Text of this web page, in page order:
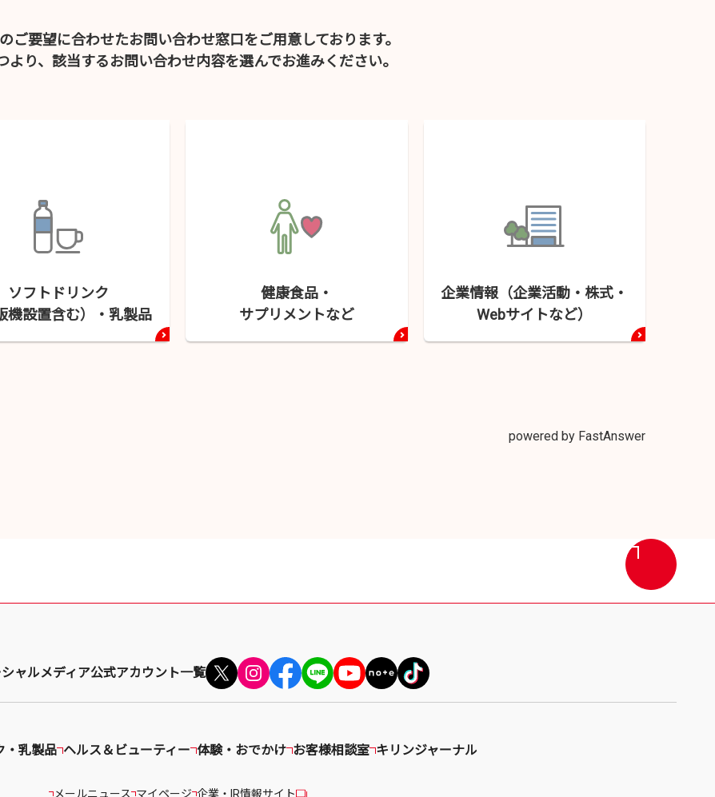
ご要望に合わせたお問い合わせ窓口をご用意しております。
より、該当するお問い合わせ内容を選んでお進みください。
ソフトドリンク
機設置含む）・ 乳製品
健康食品・
サプリメントなど
企業情報（企業活動・ 株式・
Webサイトなど）
powered by FastAnswer
画
面
最
上
シャルメディア公式アカウント一覧
・乳製品 ヘルス＆ビューティー 体験・おでかけ お客様相談室 キリンジャーナル
メールニュース マイページ 企業・IR情報サイト